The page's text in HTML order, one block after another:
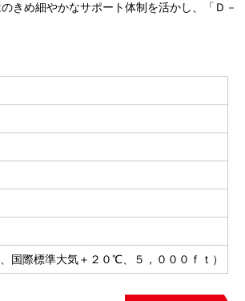
きめ細やかなサポート体制を活かし、「Ｄ－
国際標準大気＋２０℃、５，０００ｆｔ）